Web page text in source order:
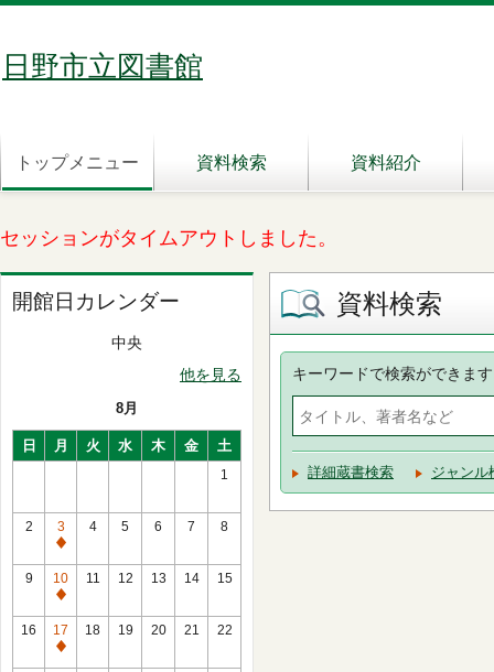
日野市立図書館
トップメニュー 資料検索 資料紹介
セッションがタイムアウトしました。
開館日カレンダー
中央
他を見る
8月
日 月 火 水 木 金 土
1
2
3
通
常
休
館
4 5 6 7 8
9
10
通
常
休
館
11 12 13 14 15
16
17
通
18 19 20 21 22
資料検索
キーワードで検索ができます
詳細蔵書検索 ジャンル